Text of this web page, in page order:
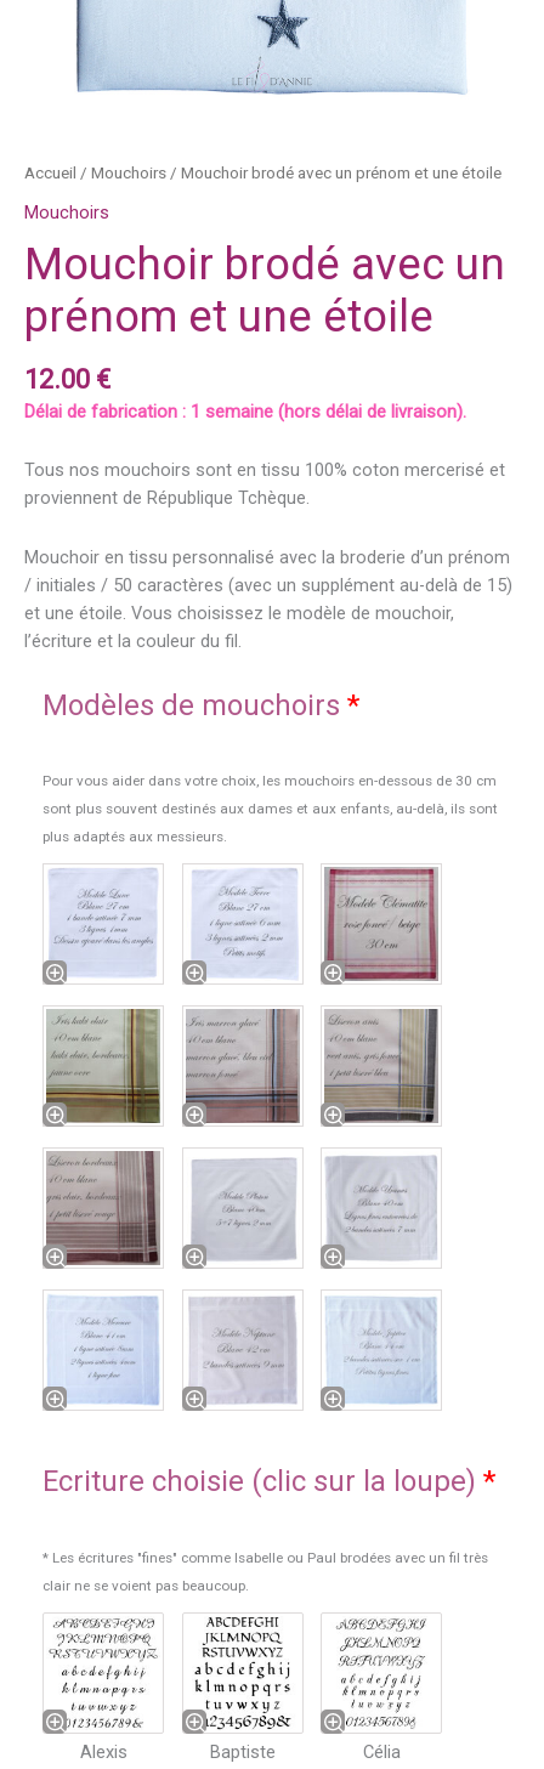
Accueil / Mouchoirs / Mouchoir brodé avec un prénom et une étoile
Mouchoirs
Mouchoir brodé avec un
prénom et une étoile
12.00 €
Délai de fabrication : 1 semaine (hors délai de livraison).
Tous nos mouchoirs sont en tissu 100% coton mercerisé et
proviennent de République Tchèque.
Mouchoir en tissu personnalisé avec la broderie d’un prénom
/ initiales / 50 caractères (avec un supplément au-delà de 15)
et une étoile. Vous choisissez le modèle de mouchoir,
l’écriture et la couleur du fil.
Modèles de mouchoirs *
Pour vous aider dans votre choix, les mouchoirs en-dessous de 30 cm
sont plus souvent destinés aux dames et aux enfants, au-delà, ils sont
plus adaptés aux messieurs.
Ecriture choisie (clic sur la loupe) *
* Les écritures "fines" comme Isabelle ou Paul brodées avec un fil très
clair ne se voient pas beaucoup.
Alexis Baptiste Célia